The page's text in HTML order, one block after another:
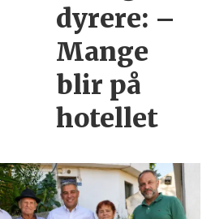
dyrere: –
Mange
blir på
hotellet